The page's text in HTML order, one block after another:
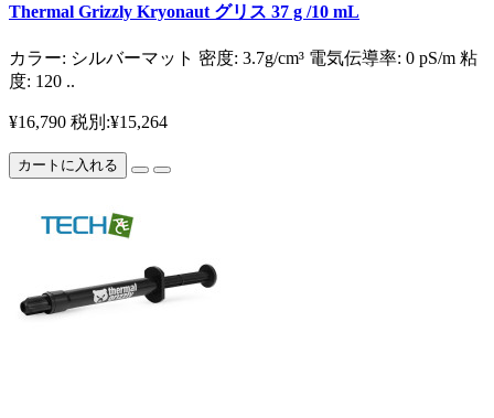
Thermal Grizzly Kryonaut グリス 37 g /10 mL
カラー: シルバーマット 密度: 3.7g/cm³ 電気伝導率: 0 pS/m 粘
度: 120 ..
¥16,790 税別:¥15,264
カートに入れる